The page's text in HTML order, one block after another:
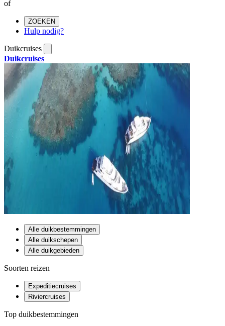
of
ZOEKEN
Hulp nodig?
Duikcruises
Duikcruises
Alle duikbestemmingen
Alle duikschepen
Alle duikgebieden
Soorten reizen
Expeditiecruises
Riviercruises
Top duikbestemmingen